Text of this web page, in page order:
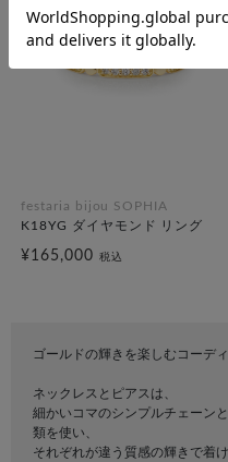
festaria bijou SOPHIA
K18YG ダイヤモンド リング
¥165,000 税込
ゴールドの輝きを楽しむコーデ
ネックレスとピアスは、
細かいコマのシンプルチェーン
類を使い、
それぞれが違う質感の輝きで着